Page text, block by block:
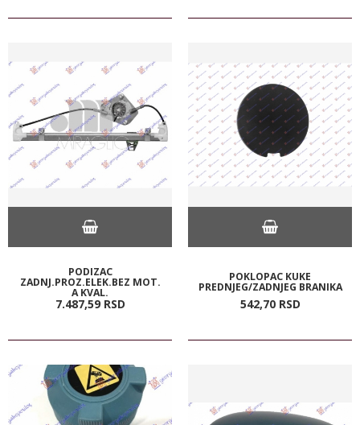
PODIZAC
ZADNJ.PROZ.ELEK.BEZ MOT.
A KVAL.
7.487,59 RSD
POKLOPAC KUKE
PREDNJEG/ZADNJEG BRANIKA
542,70 RSD